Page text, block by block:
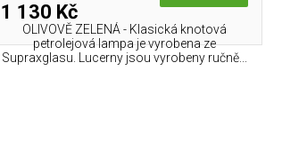
1 130 Kč
OLIVOVĚ ZELENÁ - Klasická knotová
petrolejová lampa je vyrobena ze
Supraxglasu. Lucerny jsou vyrobeny ručně...